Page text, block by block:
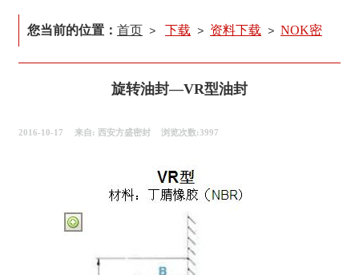
您当前的位置： 首页 > 下载 > 资料下载 > NOK密
封件选型手册
旋转油封—VR型油封
2016-10-17 来自: 西安方盛密封 浏览次数:3997